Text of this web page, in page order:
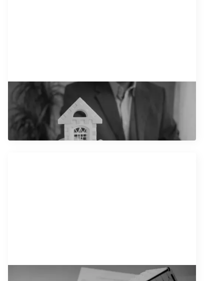
7/10/2025
Vodič kroz kupovinu nekretnina
Pročitajte artikal